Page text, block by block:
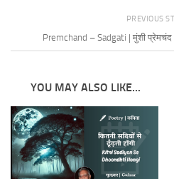
PREVIOUS
Premchand – Sadgati | मुंशी
YOU MAY ALSO LIKE...